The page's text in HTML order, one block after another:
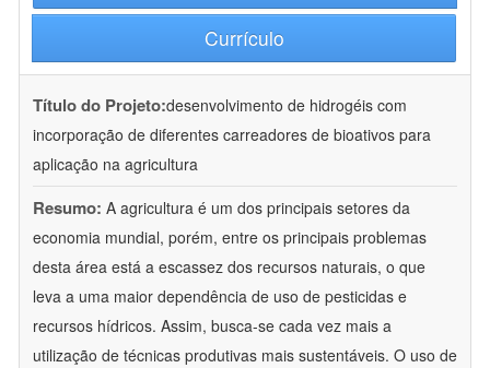
Currículo
Título do Projeto:desenvolvimento de hidrogéis com
incorporação de diferentes carreadores de bioativos para
aplicação na agricultura
Resumo: A agricultura é um dos principais setores da
economia mundial, porém, entre os principais problemas
desta área está a escassez dos recursos naturais, o que
leva a uma maior dependência de uso de pesticidas e
recursos hídricos. Assim, busca-se cada vez mais a
utilização de técnicas produtivas mais sustentáveis. O uso de